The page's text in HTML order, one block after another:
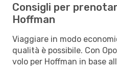
Consigli per
Hoffman
Viaggiare in modo
qualità è possibile. Con
volo per Hoffman in base